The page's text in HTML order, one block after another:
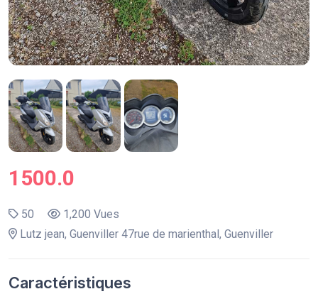
1500.0
50
1,200 Vues
Lutz jean, Guenviller 47rue de marienthal, Guenviller
Caractéristiques